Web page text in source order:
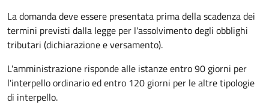
La domanda deve essere presentata prima della scadenza dei
termini previsti dalla legge per l'assolvimento degli obblighi
tributari (dichiarazione e versamento).
L'amministrazione risponde alle istanze entro 90 giorni per
l'interpello ordinario ed entro 120 giorni per le altre tipologie
di interpello.